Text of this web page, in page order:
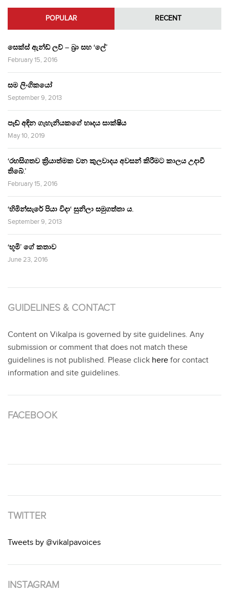
POPULAR RECENT
සෙක්ස් ඇන්ඩ් ලව් – බ්‍රා සහ ‘ලේ’
February 15, 2016
සම ලිංගිකයෝ
September 9, 2013
පෑඩ් අඳින ගැහැනියකගේ හෘදය සාක්ෂිය
May 10, 2019
‘රහසිගතව ක්‍රියාත්මක වන කුලවාදය අවසන් කිරීමට කාලය උදාවී
තිබේ.’
February 15, 2016
‘හිමින්සැරේ පියා විදා‘ සුනිලා සමුගත්තා ය.
September 9, 2013
‘භූමි’ ගේ කතාව
June 23, 2016
GUIDELINES & CONTACT
Content on Vikalpa is governed by site guidelines. Any
submission or comment that does not match these
guidelines is not published. Please click here for contact
information and site guidelines.
FACEBOOK
TWITTER
Tweets by @vikalpavoices
INSTAGRAM